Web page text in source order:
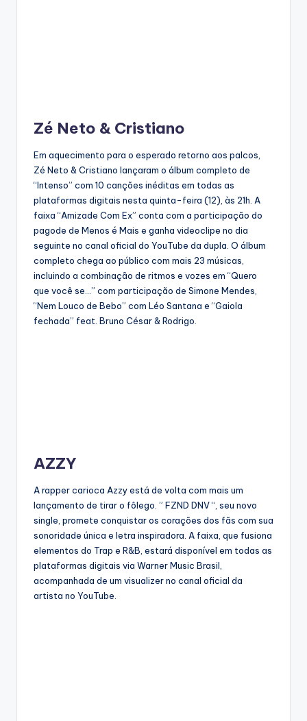
Zé Neto & Cristiano
Em aquecimento para o esperado retorno aos palcos,
Zé Neto & Cristiano lançaram o álbum completo de
“Intenso” com 10 canções inéditas em todas as
plataformas digitais nesta quinta-feira (12), às 21h. A
faixa “Amizade Com Ex” conta com a participação do
pagode de Menos é Mais e ganha videoclipe no dia
seguinte no canal oficial do YouTube da dupla. O álbum
completo chega ao público com mais 23 músicas,
incluindo a combinação de ritmos e vozes em “Quero
que você se…” com participação de Simone Mendes,
“Nem Louco de Bebo” com Léo Santana e “Gaiola
fechada” feat. Bruno César & Rodrigo.
AZZY
A rapper carioca Azzy está de volta com mais um
lançamento de tirar o fôlego. ” FZND DNV “, seu novo
single, promete conquistar os corações dos fãs com sua
sonoridade única e letra inspiradora. A faixa, que fusiona
elementos do Trap e R&B, estará disponível em todas as
plataformas digitais via Warner Music Brasil,
acompanhada de um visualizer no canal oficial da
artista no YouTube.